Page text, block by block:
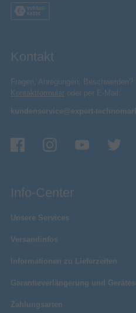
Kontakt
Fragen, Anregungen,
Kontaktformular oder per E-Mail:
kundenservice@expert-
Info-Center
Unsere Services
Versandinfos
Informationen zu Lieferzeiten
Garantieverlängerung und
Zahlungsarten